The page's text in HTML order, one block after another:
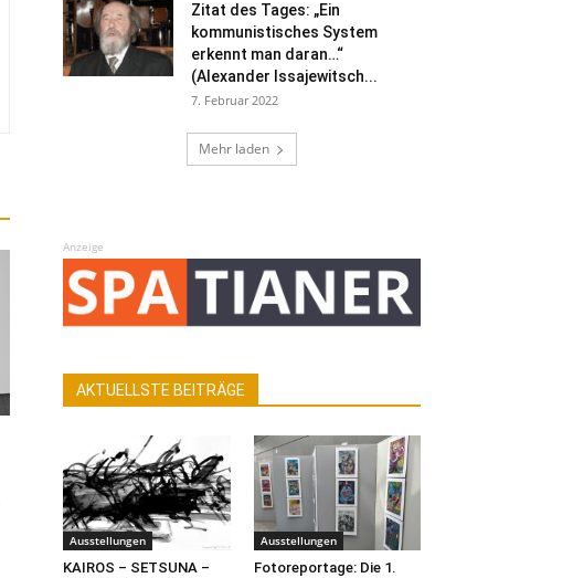
Zitat des Tages: „Ein
kommunistisches System
erkennt man daran…“
(Alexander Issajewitsch...
7. Februar 2022
Mehr laden
Anzeige
AKTUELLSTE BEITRÄGE
Ausstellungen
KAIROS – SETSUNA –
Ausstellungen
Fotoreportage: Die 1.